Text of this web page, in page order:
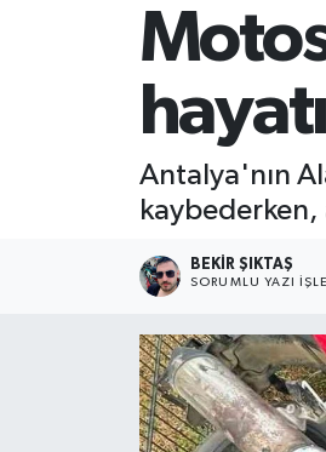
Antalya'nın
kaybederken,
BEKIR ŞIKTAŞ
SORUMLU YAZI
Iğdır Trafik Yoğunluk
Süper Lig Puan Durumu ve
Tüm Manşetler